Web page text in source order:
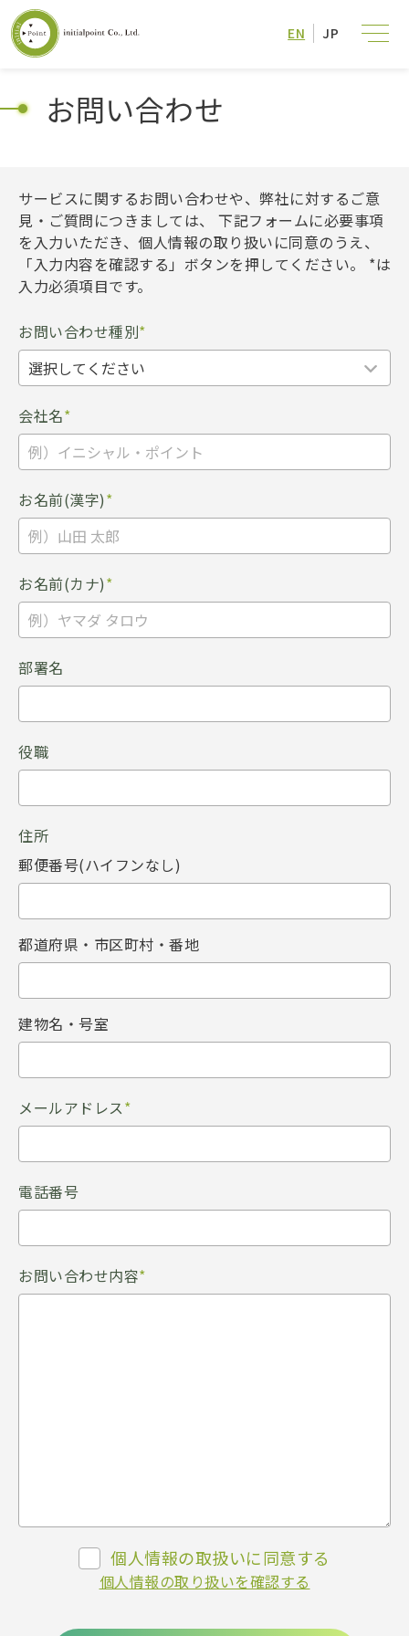
EN JP
お問い合わせ
サービスに関するお問い合わせや、弊社に対するご意
見・ご質問につきましては、 下記フォームに必要事項
を入力いただき、個人情報の取り扱いに同意のうえ、
「入力内容を確認する」ボタンを押してください。 *は
入力必須項目です。
お問い合わせ種別*
会社名*
お名前(漢字)*
お名前(カナ)*
部署名
役職
住所
郵便番号(ハイフンなし)
都道府県・市区町村・番地
建物名・号室
メールアドレス*
電話番号
お問い合わせ内容*
個人情報の取扱いに同意する
個人情報の取り扱いを確認する